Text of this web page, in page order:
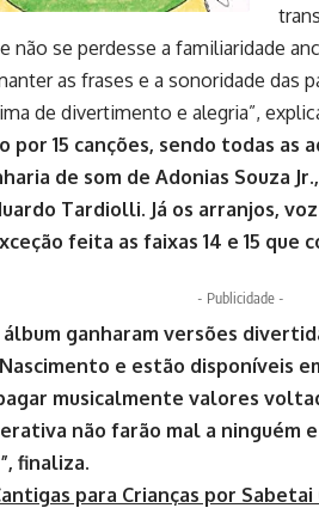
não se perdesse a familiaridade
as frases e a sonoridade das
de divertimento e alegria”,
por 15 canções, sendo todas as
de som de Adonias Souza
Tardiolli. Já os arranjos,
feita as faixas 14 e 15 que
- Publicidade -
álbum ganharam versões
e estão disponíveis
musicalmente valores
não farão mal a ninguém
finaliza.
para Crianças por